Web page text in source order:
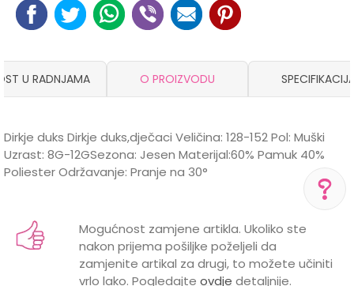
POMOĆ PRI KUPOVINI
Za više informacija,
pomoć i porudžbine
U RADNJAMA O PROIZVODU
Dirkje duks Dirkje duks,dječaci Veličina: 128-152 Pol: Muški
Uzrast: 8G-12GSezona: Jesen Materijal:60% Pamuk 40%
Poliester Održavanje: Pranje na 30°
Kategorija
Brend
DIRKJE
Email
Mogućnost zamjene artikla. Ukoliko ste
nakon prijema pošiljke poželjeli da
zamjenite artikal za drugi, to možete učiniti
vrlo lako. Pogledajte ovdje detaljnije.